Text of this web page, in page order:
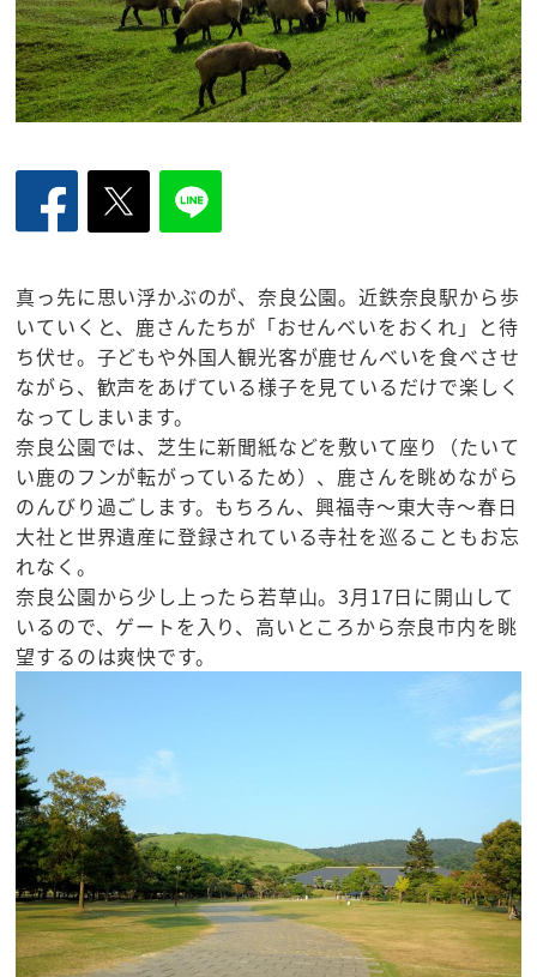
真っ先に思い浮かぶのが、奈良公園。近鉄奈良駅から歩
いていくと、鹿さんたちが「おせんべいをおくれ」と待
ち伏せ。子どもや外国人観光客が鹿せんべいを食べさせ
ながら、歓声をあげている様子を見ているだけで楽しく
なってしまいます。
奈良公園では、芝生に新聞紙などを敷いて座り（たいて
い鹿のフンが転がっているため）、鹿さんを眺めながら
のんびり過ごします。もちろん、興福寺～東大寺～春日
大社と世界遺産に登録されている寺社を巡ることもお忘
れなく。
奈良公園から少し上ったら若草山。3月17日に開山して
いるので、ゲートを入り、高いところから奈良市内を眺
望するのは爽快です。